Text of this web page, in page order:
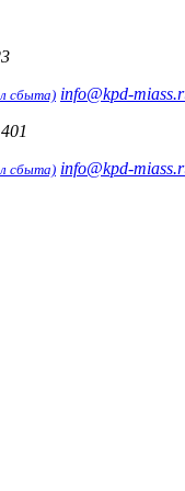
сбыта) info@kpd-
сбыта) info@kpd-